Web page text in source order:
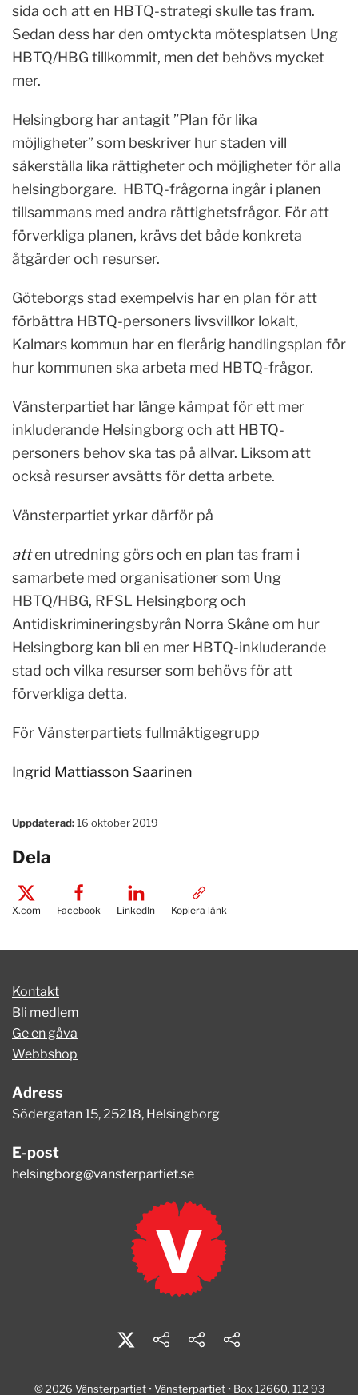
sida och att en HBTQ-strategi skulle tas fram.
Sedan dess har den omtyckta mötesplatsen Ung
HBTQ/HBG tillkommit, men det behövs mycket
mer.
Helsingborg har antagit ”Plan för lika
möjligheter” som beskriver hur staden vill
säkerställa lika rättigheter och möjligheter för alla
helsingborgare. HBTQ-frågorna ingår i planen
tillsammans med andra rättighetsfrågor. För att
förverkliga planen, krävs det både konkreta
åtgärder och resurser.
Göteborgs stad exempelvis har en plan för att
förbättra HBTQ-personers livsvillkor lokalt,
Kalmars kommun har en flerårig handlingsplan för
hur kommunen ska arbeta med HBTQ-frågor.
Vänsterpartiet har länge kämpat för ett mer
inkluderande Helsingborg och att HBTQ-
personers behov ska tas på allvar. Liksom att
också resurser avsätts för detta arbete.
Vänsterpartiet yrkar därför på
atten utredning görs och en plan tas fram i
samarbete med organisationer som Ung
HBTQ/HBG, RFSL Helsingborg och
Antidiskrimineringsbyrån Norra Skåne om hur
Helsingborg kan bli en mer HBTQ-inkluderande
stad och vilka resurser som behövs för att
förverkliga detta.
För Vänsterpartiets fullmäktigegrupp
Ingrid Mattiasson Saarinen
Uppdaterad:16 oktober 2019
Dela
X.com Facebook LinkedIn Kopiera länk
Kontakt
Bli medlem
Ge en gåva
Webbshop
Adress
Södergatan 15, 25218, Helsingborg
E-post
helsingborg@vansterpartiet.se
© 2026 Vänsterpartiet • Vänsterpartiet • Box 12660, 112 93